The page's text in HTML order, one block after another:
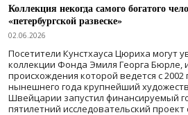
Коллекция некогда самого богатого
«петербургской развеске»
02.06.2026
Посетители Кунстхауса Цюриха могут
коллекции Фонда Эмиля Георга Бюрле,
происхождения которой ведется с 2002
нынешнего года крупнейший
Швейцарии запустил финансируемый
пятилетний исследовательский